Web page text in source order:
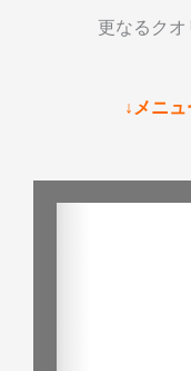
更なるクオ
↓メニ